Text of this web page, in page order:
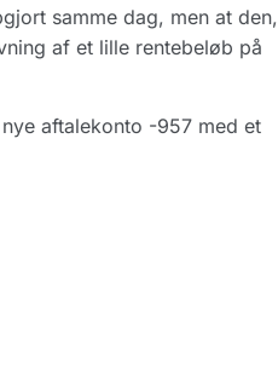
samme dag, men at den,
af et lille rentebeløb på
aftalekonto -957 med et